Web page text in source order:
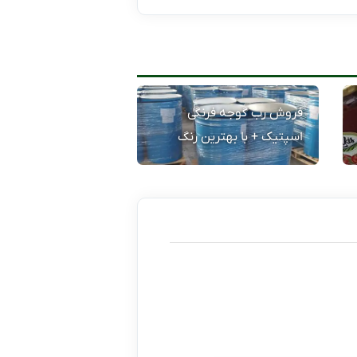
فروش رب گوجه فرنگی
اسپتیک + با بهترین رنگ